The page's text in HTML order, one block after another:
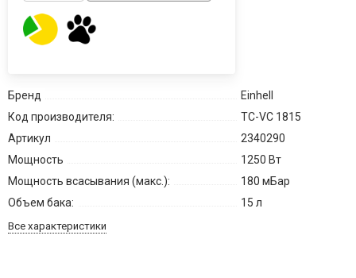
Бренд
Einhell
Код производителя:
TC-VC 1815
Артикул
2340290
Мощность
1250 Вт
Мощность всасывания (макс.):
180 мБар
Объем бака:
15 л
Все характеристики